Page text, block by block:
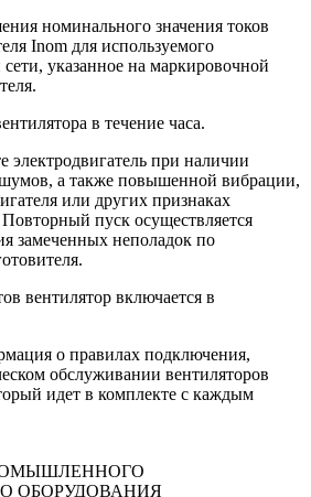
номинального значения токов
Inom для используемого
указанное на маркировочной
в течение часа.
при наличии
а также повышенной вибрации,
или других признаках
пуск осуществляется
замеченных неполадок по
вентилятор включается в
о правилах подключения,
обслуживании вентиляторов
идет в комплекте с каждым
ОБОРУДОВАНИЯ